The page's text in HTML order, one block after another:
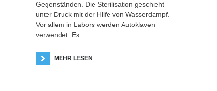
Gegenständen. Die Sterilisation geschieht
unter Druck mit der Hilfe von Wasserdampf.
Vor allem in Labors werden Autoklaven
verwendet. Es
MEHR LESEN